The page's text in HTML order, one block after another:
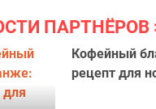
ПАРТНЁРОВ
Кофейный
рецепт для